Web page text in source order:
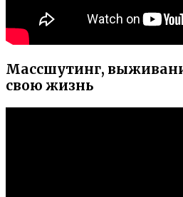
Массшутинг,
свою жизнь